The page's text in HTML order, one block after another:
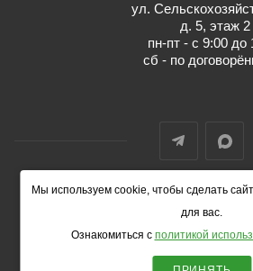
Мы используем cookie, чтобы сделать
для вас.
Ознакомиться с политикой
ул.
д. 5, этаж 2
пн-пт - с 9:00 до
сб - по
© 2014-2026